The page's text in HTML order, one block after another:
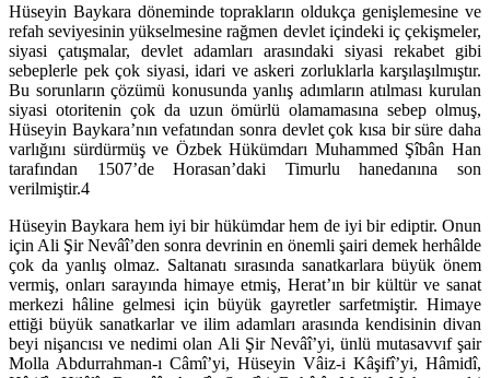
Hüseyin Baykara döneminde toprakların oldukça genişlemesine ve
refah seviyesinin yükselmesine rağmen devlet içindeki iç çekişmeler,
siyasi çatışmalar, devlet adamları arasındaki siyasi rekabet gibi
sebeplerle pek çok siyasi, idari ve askeri zorluklarla karşılaşılmıştır.
Bu sorunların çözümü konusunda yanlış adımların atılması kurulan
siyasi otoritenin çok da uzun ömürlü olamamasına sebep olmuş,
Hüseyin Baykara’nın vefatından sonra devlet çok kısa bir süre daha
varlığını sürdürmüş ve Özbek Hükümdarı Muhammed Şîbân Han
tarafından 1507’de Horasan’daki Timurlu hanedanına son
verilmiştir.4
Hüseyin Baykara hem iyi bir hükümdar hem de iyi bir ediptir. Onun
için Ali Şir Nevâî’den sonra devrinin en önemli şairi demek herhâlde
çok da yanlış olmaz. Saltanatı sırasında sanatkarlara büyük önem
vermiş, onları sarayında himaye etmiş, Herat’ın bir kültür ve sanat
merkezi hâline gelmesi için büyük gayretler sarfetmiştir. Himaye
ettiği büyük sanatkarlar ve ilim adamları arasında kendisinin divan
beyi nişancısı ve nedimi olan Ali Şir Nevâî’yi, ünlü mutasavvıf şair
Molla Abdurrahman-ı Câmî’yi, Hüseyin Vâiz-i Kâşifî’yi, Hâmidî,